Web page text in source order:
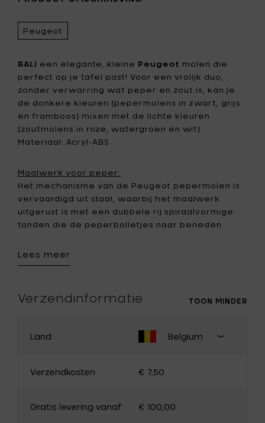
Peugeot
BALI een elegante, kleine Peugeot molen die
perfect op je tafel past! Voor een vrolijk duo,
zonder verwarring wat peper en zout is, kan je
de donkere kleuren (pepermolens in zwart, grijs
en framboos) mixen met de lichte kleuren
(zoutmolens in roze, watergroen en wit).
Materiaal: Acryl-ABS
Maalwerk voor peper:
Het mechanisme van de Peugeot pepermolen is
vervaardigd uit staal, waarbij het maalwerk
uitgerust is met een dubbele rij spiraalvormige
tanden die de peperbolletjes naar beneden
De maalgraad:
maalgraad instellen:
een maximum aan aroma’s
Bij pepermolens die niet voorzien zijn van U-
Lees meer
Verzendinformatie TOON MINDER
Land Belgium
Verzendkosten € 7,50
Gratis levering vanaf € 100,00
PAS JE LAND AAN
Frankrijk Luxemburg